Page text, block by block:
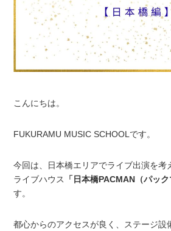
こんにちは。
FUKURAMU MUSIC SCHOOLです。
今回は、日本橋エリアでライブ出演を考
ライブハウス
「日本橋PACMAN（パック
す。
都心からのアクセスが良く、ステージ設